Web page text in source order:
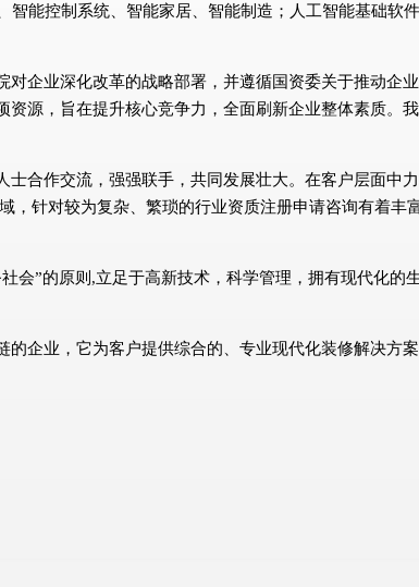
能控制系统、智能家居、智能制造；人工智能基础软
企业深化改革的战略部署，并遵循国资委关于推动企
源，旨在提升核心竞争力，全面刷新企业整体素质。
合作交流，强强联手，共同发展壮大。在客户层面中
，针对较为复杂、繁琐的行业资质注册申请咨询有着丰
会”的原则,立足于高新技术，科学管理，拥有现代化的
的企业，它为客户提供综合的、专业现代化装修解决方